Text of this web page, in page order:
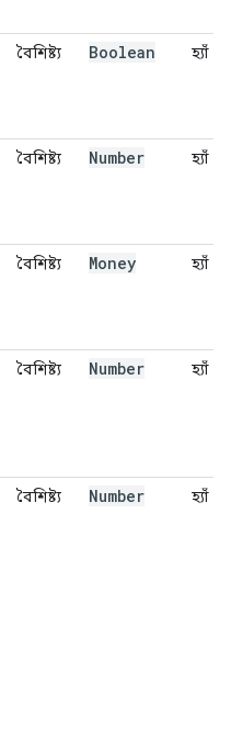
বৈশিষ্ট্য Boolean হ্যাঁ
বৈশিষ্ট্য Number হ্যাঁ
বৈশিষ্ট্য Money হ্যাঁ
বৈশিষ্ট্য Number হ্যাঁ
বৈশিষ্ট্য Number হ্যাঁ